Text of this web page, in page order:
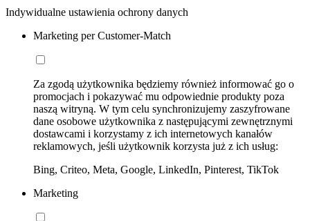
Indywidualne ustawienia ochrony danych
Marketing per Customer-Match
Za zgodą użytkownika będziemy również informować go o
promocjach i pokazywać mu odpowiednie produkty poza
naszą witryną. W tym celu synchronizujemy zaszyfrowane
dane osobowe użytkownika z następującymi zewnętrznymi
dostawcami i korzystamy z ich internetowych kanałów
reklamowych, jeśli użytkownik korzysta już z ich usług:
Bing, Criteo, Meta, Google, LinkedIn, Pinterest, TikTok
Marketing